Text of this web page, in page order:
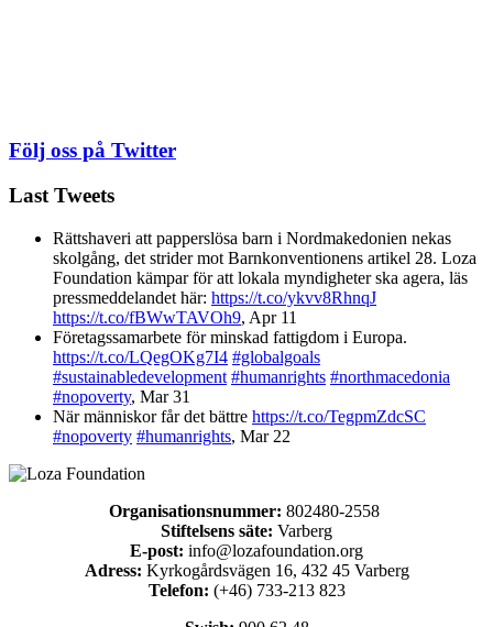
Följ oss på Twitter
Last Tweets
Rättshaveri att papperslösa barn i Nordmakedonien nekas
skolgång, det strider mot Barnkonventionens artikel 28. Loza
Foundation kämpar för att lokala myndigheter ska agera, läs
pressmeddelandet här: https://t.co/ykvv8RhnqJ
https://t.co/fBWwTAVOh9, Apr 11
Företagssamarbete för minskad fattigdom i Europa.
https://t.co/LQegOKg7I4 #globalgoals
#sustainabledevelopment #humanrights #northmacedonia
#nopoverty, Mar 31
När människor får det bättre https://t.co/TegpmZdcSC
#nopoverty #humanrights, Mar 22
Organisationsnummer: 802480-2558
Stiftelsens säte: Varberg
E-post: info@lozafoundation.org
Adress: Kyrkogårdsvägen 16, 432 45 Varberg
Telefon: (+46) 733-213 823